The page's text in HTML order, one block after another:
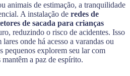
animais de estimação, a tranquilidade
A instalação de redes de
de sacada para crianças
reduzindo o risco de acidentes. Isso
onde há acesso a varandas ou
pequenos explorem seu lar com
a paz de espírito.